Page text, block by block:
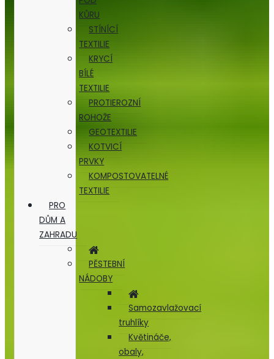
KŮRU
STÍNÍCÍ
TEXTILIE
KRYCÍ
BÍLÉ
TEXTILIE
PROTIEROZNÍ
ROHOŽE
GEOTEXTILIE
KOTVICÍ
PRVKY
KOMPOSTOVATELNÉ
TEXTILIE
PRO
DŮM A
ZAHRADU
PĚSTEBNÍ
NÁDOBY
Samozavlažovací
truhlíky
Květináče,
obaly,